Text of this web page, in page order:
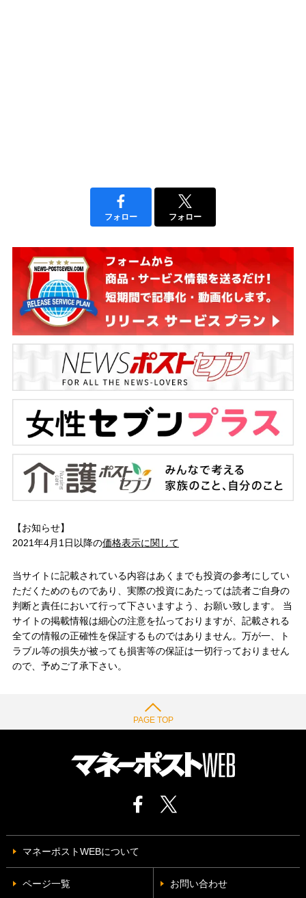
フォロー フォロー
【お知らせ】
2021年4月1日以降の価格表示に関して
当サイトに記載されている内容はあくまでも投資の参考にしてい
ただくためのものであり、実際の投資にあたっては読者ご自身の
判断と責任において行って下さいますよう、お願い致します。 当
サイトの掲載情報は細心の注意を払っておりますが、記載される
全ての情報の正確性を保証するものではありません。万が一、ト
ラブル等の損失が被っても損害等の保証は一切行っておりません
ので、予めご了承下さい。
PAGE TOP
マネーポストWEBについて
ページ一覧 お問い合わせ